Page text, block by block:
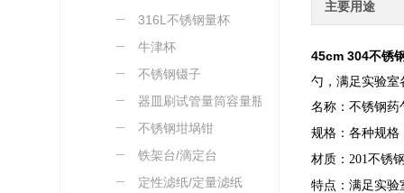
316L不锈钢量杯
牛津杯
不锈钢镊子
器皿刷试管量筒容量瓶刷
不锈钢坩埚钳
铁架台/滴定台
定性滤纸/定量滤纸
主要用途
45cm 304不锈
勺，满足实验
名称：不锈钢药
规格：各种规格
材质：201不锈
特点：满足实验